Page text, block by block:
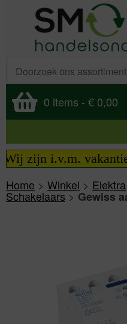
0 items - € 0,00
zijn i.v.m. vakantie
Home > Winkel > Elektra
Schakelaars>Gewiss